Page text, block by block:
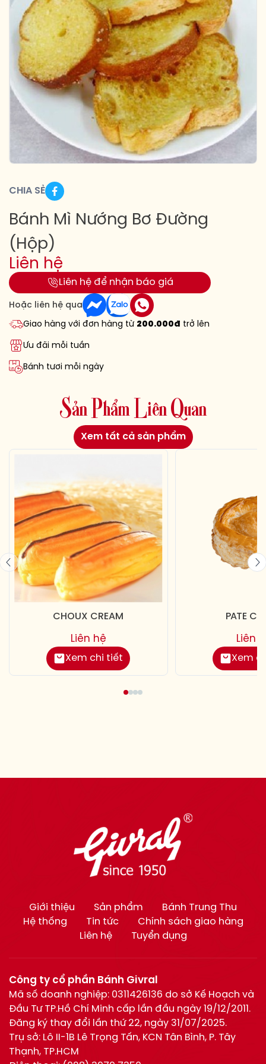
CHIA SẺ
Bánh Mì Nướng Bơ Đường
(Hộp)
Liên hệ
Liên hệ để nhận báo giá
Hoặc liên hệ qua
Giao hàng với đơn hàng từ 200.000đ trở lên
Ưu đãi mỗi tuần
Bánh tươi mỗi ngày
Sản Phẩm Liên Quan
Xem tất cả sản phẩm
CHOUX CREAM
Xem chi tiết
Liên hệ
PATE
Xem
Liên
Giới thiệu Sản phẩm
Bánh Trung Thu
Hệ thống
Tin tức
Chính sách giao hàng
Liên hệ
Tuyển dụng
Công ty cổ phần Bánh Givral
Mã số doanh nghiệp: 0311426136 do sở Kế Hoạch và
Đầu Tư TP.Hồ Chí Minh cấp lần đầu ngày 19/12/2011.
Đăng ký thay đổi lần thứ 22, ngày 31/07/2025.
Trụ sở: Lô II-1B Lê Trọng Tấn, KCN Tân Bình, P. Tây
Thạnh, TP.HCM